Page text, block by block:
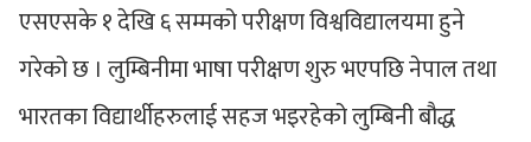
एसएसके १ देखि ६ सम्मको परीक्षण विश्वविद्यालयमा हुने
गरेको छ । लुम्बिनीमा भाषा परीक्षण शुरु भएपछि नेपाल तथा
भारतका विद्यार्थीहरुलाई सहज भइरहेको लुम्बिनी बौद्ध